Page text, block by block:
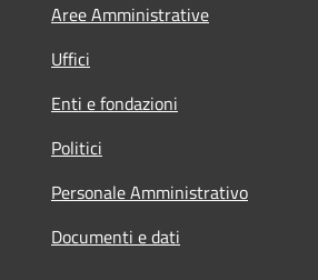
Aree Amministrative
Uffici
Enti e fondazioni
Politici
Personale Amministrativo
Documenti e dati